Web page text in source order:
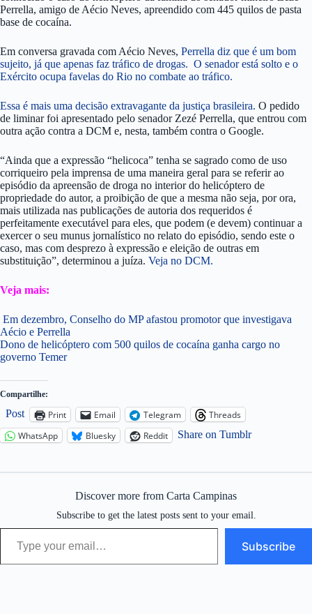
Perrella, amigo de Aécio Neves, apreendido com 445 quilos de pasta
base de cocaína.
Em conversa gravada com Aécio Neves, Perrella diz que é um bom
sujeito, já que apenas faz tráfico de drogas. O senador está solto e o
Exército ocupa favelas do Rio no combate ao tráfico.
Essa é mais uma decisão extravagante da justiça brasileira. O pedido
de liminar foi apresentado pelo senador Zezé Perrella, que entrou com
outra ação contra a DCM e, nesta, também contra o Google.
“Ainda que a expressão “helicoca” tenha se sagrado como de uso
corriqueiro pela imprensa de uma maneira geral para se referir ao
episódio da apreensão de droga no interior do helicóptero de
propriedade do autor, a proibição de que a mesma não seja, por ora,
mais utilizada nas publicações de autoria dos requeridos é
perfeitamente executável para eles, que podem (e devem) continuar a
exercer o seu munus jornalístico no relato do episódio, sendo este o
caso, mas com desprezo à expressão e eleição de outras em
substituição”, determinou a juíza. Veja no DCM.
Veja mais:
Em dezembro, Conselho do MP afastou promotor que investigava
Aécio e Perrella
Dono de helicóptero com 500 quilos de cocaína ganha cargo no
governo Temer
Compartilhe:
Post Print Email Telegram
Threads
WhatsApp
Bluesky Reddit Share on Tumblr
Discover more from Carta Campinas
Subscribe to get the latest posts sent to your email.
Type your email…
Subscribe